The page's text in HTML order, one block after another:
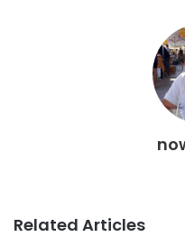
Related Articles